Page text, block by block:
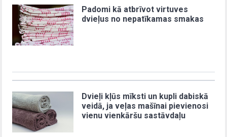
Padomi kā atbrīvot virtuves
dvieļus no nepatīkamas smakas
Dvieļi kļūs mīksti un kupli dabiskā
veidā, ja veļas mašīnai pievienosi
vienu vienkāršu sastāvdaļu